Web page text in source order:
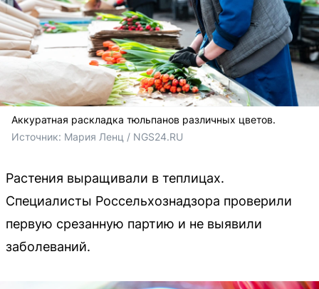
Аккуратная раскладка тюльпанов различных цветов.
Источник: Мария Ленц / NGS24.RU
Растения выращивали в теплицах.
Специалисты Россельхознадзора проверили
первую срезанную партию и не выявили
заболеваний.